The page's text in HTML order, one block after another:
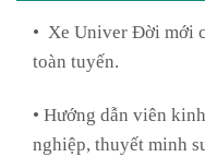
• Xe Univer Đời mới
toàn tuyến.
• Hướng dẫn viên
nghiệp, thuyết minh